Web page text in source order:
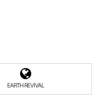
EARTH REVIVAL